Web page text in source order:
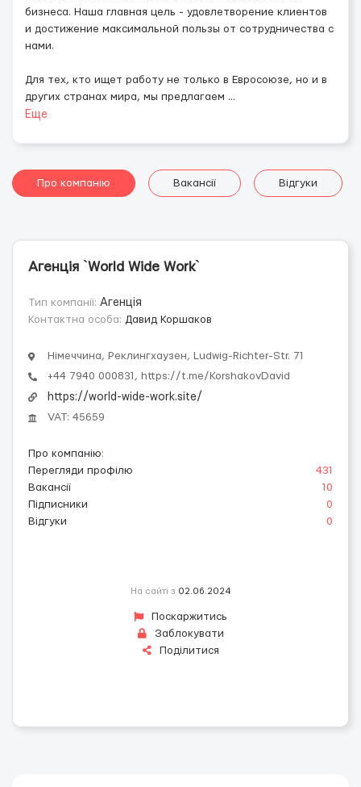
бизнеса. Наша главная цель - удовлетворение клиентов
и достижение максимальной пользы от сотрудничества с
нами.
Для тех, кто ищет работу не только в Евросоюзе, но и в
других странах мира, мы предлагаем ...
Еще
Про компанію Вакансії Відгуки
Агенція `World Wide Work`
Тип компанії: Агенція
Контактна особа: Давид Коршаков
Німеччина, Реклингхаузен, Ludwig-Richter-Str. 71
+44 7940 000831, https://t.me/KorshakovDavid
https://world-wide-work.site/
VAT: 45659
Про компанію:
Перегляди профілю
431
Вакансії
10
Підписники
0
Відгуки
0
На сайті з 02.06.2024
Поскаржитись
Заблокувати
Поділитися